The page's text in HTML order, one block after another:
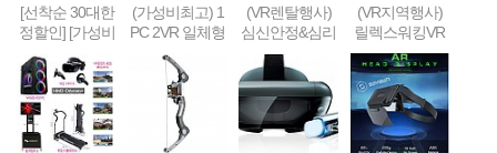
[선착순 30대한
정할인] [가성비
형] 1PC + 2VR
VR체험부스 구
축&판매(48인
치형)
(가성비최고) 1
PC 2VR 일체형
행사부스 세트
(1부스-2인 따로
게임진행)
(VR렌탈행사)
심신안정&심리
치료&휴식 VR
세트 패키지
(VR지역행사)
릴렉스워킹VR
세트-Relax Walk
ing VR SET